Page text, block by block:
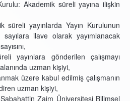
Akademik süreli yayına ilişkin
süreli yayınlarda Yayın Kurulunun
ilave olarak yayımlanacak
yayınlara gönderilen çalışmayı
uzman kişiyi,
üzere kabul edilmiş çalışmanın
uzman kişiyi,
Zaim Üniversitesi Bilimsel